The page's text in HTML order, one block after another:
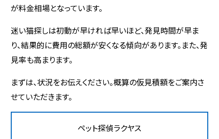
が料金相場となっています。
迷い猫探しは初動が早ければ早いほど、発見時間が早ま
り、結果的に費用の総額が安くなる傾向があります。また、発
見率も高まります。
まずは、状況をお伝えください。概算の仮見積額をご案内さ
せていただきます。
ペット探偵ラクヤス